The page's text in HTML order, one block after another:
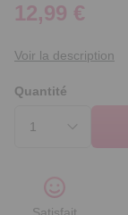
12,99 €
Voir la description
Quantité